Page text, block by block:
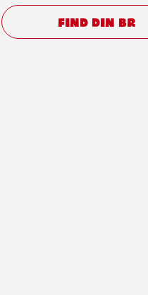
FIND DIN BR